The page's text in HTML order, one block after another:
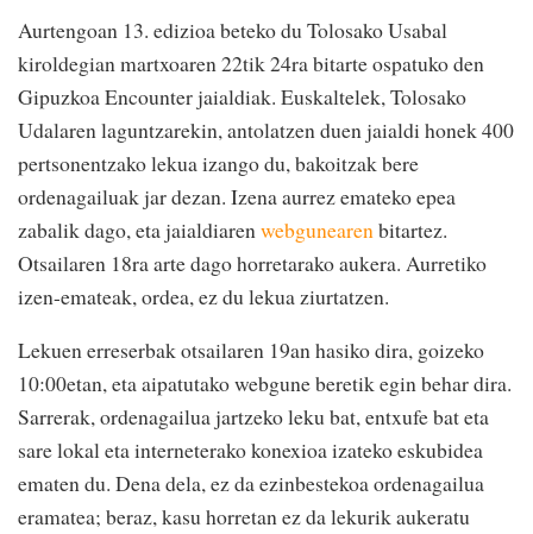
Aurtengoan 13. edizioa beteko du Tolosako Usabal
kiroldegian martxoaren 22tik 24ra bitarte ospatuko den
Gipuzkoa Encounter jaialdiak. Euskaltelek, Tolosako
Udalaren laguntzarekin, antolatzen duen jaialdi honek 400
pertsonentzako lekua izango du, bakoitzak bere
ordenagailuak jar dezan. Izena aurrez emateko epea
zabalik dago, eta jaialdiaren webgunearen bitartez.
Otsailaren 18ra arte dago horretarako aukera. Aurretiko
izen-emateak, ordea, ez du lekua ziurtatzen.
Lekuen erreserbak otsailaren 19an hasiko dira, goizeko
10:00etan, eta aipatutako webgune beretik egin behar dira.
Sarrerak, ordenagailua jartzeko leku bat, entxufe bat eta
sare lokal eta interneterako konexioa izateko eskubidea
ematen du. Dena dela, ez da ezinbestekoa ordenagailua
eramatea; beraz, kasu horretan ez da lekurik aukeratu